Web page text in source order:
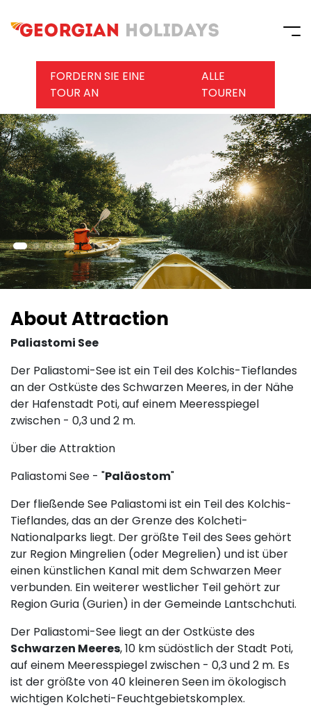
FORDERN SIE EINE
TOUR AN
ALLE
TOUREN
About Attraction
Paliastomi See
Der Paliastomi-See ist ein Teil des Kolchis-Tieflandes
an der Ostküste des Schwarzen Meeres, in der Nähe
der Hafenstadt Poti, auf einem Meeresspiegel
zwischen - 0,3 und 2 m.
Über die Attraktion
Paliastomi See - "Paläostom"
Der fließende See Paliastomi ist ein Teil des Kolchis-
Tieflandes, das an der Grenze des Kolcheti-
Nationalparks liegt. Der größte Teil des Sees gehört
zur Region Mingrelien (oder Megrelien) und ist über
einen künstlichen Kanal mit dem Schwarzen Meer
verbunden. Ein weiterer westlicher Teil gehört zur
Region Guria (Gurien) in der Gemeinde Lantschchuti.
Der Paliastomi-See liegt an der Ostküste des
Schwarzen Meeres, 10 km südöstlich der Stadt Poti,
auf einem Meeresspiegel zwischen - 0,3 und 2 m. Es
ist der größte von 40 kleineren Seen im ökologisch
wichtigen Kolcheti-Feuchtgebietskomplex.